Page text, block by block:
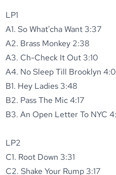
LP1
A1. So What'cha Want 3:37
A2. Brass Monkey 2:38
A3. Ch-Check It Out 3:10
A4. No Sleep Till Brooklyn
B1. Hey Ladies 3:48
B2. Pass The Mic 4:17
B3. An Open Letter To NYC
LP2
C1. Root Down 3:31
C2. Shake Your Rump 3:17